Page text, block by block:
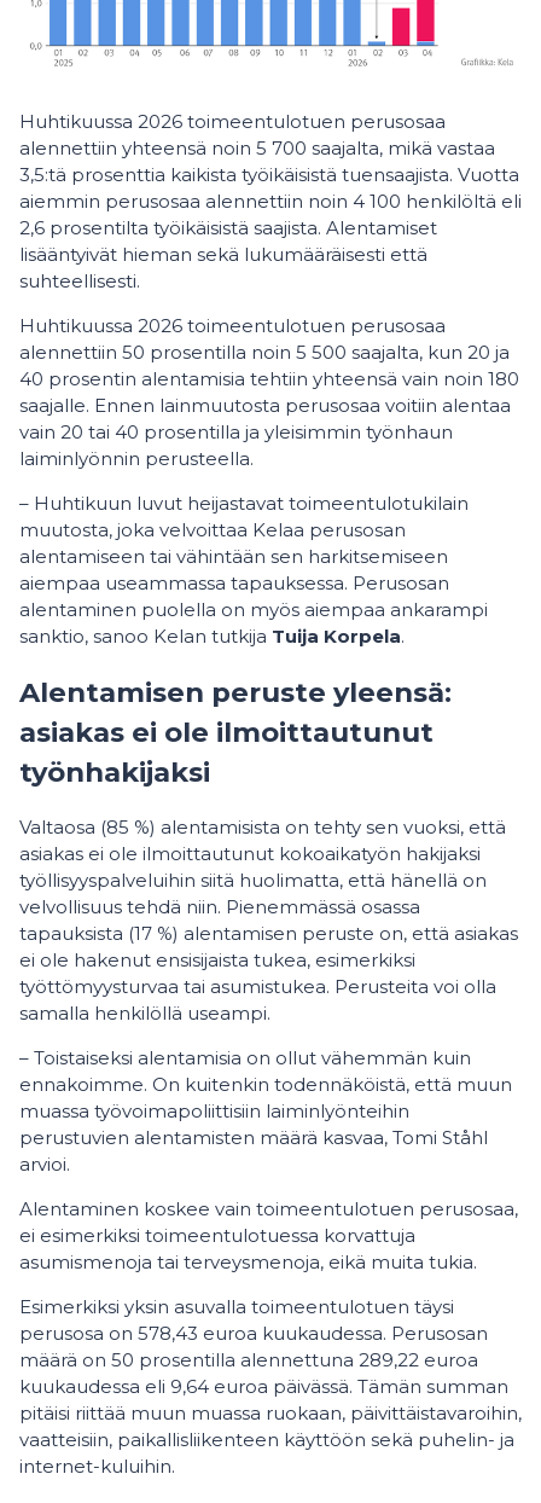
Huhtikuussa 2026 toimeentulotuen perusosaa
alennettiin yhteensä noin 5 700 saajalta, mikä vastaa
3,5:tä prosenttia kaikista työikäisistä tuensaajista. Vuotta
aiemmin perusosaa alennettiin noin 4 100 henkilöltä eli
2,6 prosentilta työikäisistä saajista. Alentamiset
lisääntyivät hieman sekä lukumääräisesti että
suhteellisesti.
Huhtikuussa 2026 toimeentulotuen perusosaa
alennettiin 50 prosentilla noin 5 500 saajalta, kun 20 ja
40 prosentin alentamisia tehtiin yhteensä vain noin 180
saajalle. Ennen lainmuutosta perusosaa voitiin alentaa
vain 20 tai 40 prosentilla ja yleisimmin työnhaun
laiminlyönnin perusteella.
– Huhtikuun luvut heijastavat toimeentulotukilain
muutosta, joka velvoittaa Kelaa perusosan
alentamiseen tai vähintään sen harkitsemiseen
aiempaa useammassa tapauksessa. Perusosan
alentaminen puolella on myös aiempaa ankarampi
sanktio, sanoo Kelan tutkija Tuija Korpela.
Alentamisen peruste yleensä:
asiakas ei ole ilmoittautunut
työnhakijaksi
Valtaosa (85 %) alentamisista on tehty sen vuoksi, että
asiakas ei ole ilmoittautunut kokoaikatyön hakijaksi
työllisyyspalveluihin siitä huolimatta, että hänellä on
velvollisuus tehdä niin. Pienemmässä osassa
tapauksista (17 %) alentamisen peruste on, että asiakas
ei ole hakenut ensisijaista tukea, esimerkiksi
työttömyysturvaa tai asumistukea. Perusteita voi olla
samalla henkilöllä useampi.
– Toistaiseksi alentamisia on ollut vähemmän kuin
ennakoimme. On kuitenkin todennäköistä, että muun
muassa työvoimapoliittisiin laiminlyönteihin
perustuvien alentamisten määrä kasvaa, Tomi Ståhl
arvioi.
Alentaminen koskee vain toimeentulotuen perusosaa,
ei esimerkiksi toimeentulotuessa korvattuja
asumismenoja tai terveysmenoja, eikä muita tukia.
Esimerkiksi yksin asuvalla toimeentulotuen täysi
perusosa on 578,43 euroa kuukaudessa. Perusosan
määrä on 50 prosentilla alennettuna 289,22 euroa
kuukaudessa eli 9,64 euroa päivässä. Tämän summan
pitäisi riittää muun muassa ruokaan, päivittäistavaroihin,
vaatteisiin, paikallisliikenteen käyttöön sekä puhelin- ja
internet-kuluihin.